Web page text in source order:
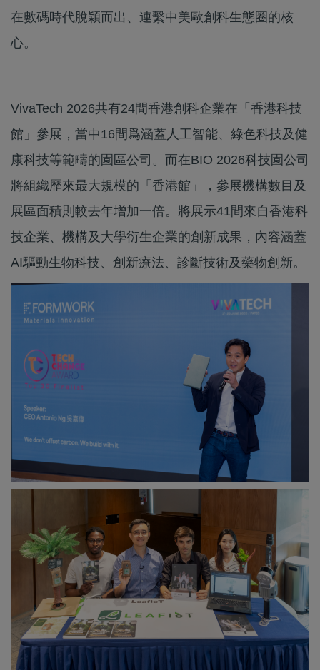
在數碼時代脫穎而出、連繫中美歐創科生態圈的核
心。
VivaTech 2026共有24間香港創科企業在「香港科技
館」參展，當中16間爲涵蓋人工智能、綠色科技及健
康科技等範疇的園區公司。而在BIO 2026科技園公司
將組織歷來最大規模的「香港館」，參展機構數目及
展區面積則較去年增加一倍。將展示41間來自香港科
技企業、機構及大學衍生企業的創新成果，內容涵蓋
AI驅動生物科技、創新療法、診斷技術及藥物創新。